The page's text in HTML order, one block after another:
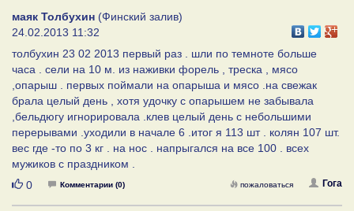
маяк Толбухин (Финский залив)
24.02.2013 11:32
толбухин 23 02 2013 первый раз . шли по темноте больше
часа . сели на 10 м. из наживки форель , треска , мясо
,опарыш . первых поймали на опарыша и мясо .на свежак
брала целый день , хотя удочку с опарышем не забывала
,бельдюгу игнорировала .клев целый день с небольшими
перерывами .уходили в начале 6 .итог я 113 шт . колян 107 шт.
вес где -то по 3 кг . на нос . напрыгался на все 100 . всех
мужиков с праздником .
Нравится
0 Комментарии (0) Гога
пожаловаться